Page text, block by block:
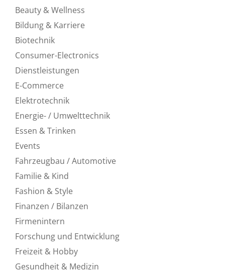
Beauty & Wellness
Bildung & Karriere
Biotechnik
Consumer-Electronics
Dienstleistungen
E-Commerce
Elektrotechnik
Energie- / Umwelttechnik
Essen & Trinken
Events
Fahrzeugbau / Automotive
Familie & Kind
Fashion & Style
Finanzen / Bilanzen
Firmenintern
Forschung und Entwicklung
Freizeit & Hobby
Gesundheit & Medizin